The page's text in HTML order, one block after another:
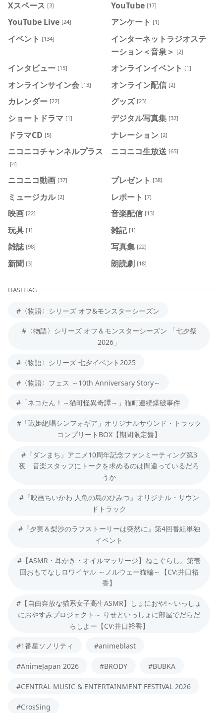
Xスペース [3] YouTube [17]
YouTube Live [24] アンケート [1]
イベント [134]
インターネットラジオステ
ーション＜音泉＞ [2]
インタビュー [15] オンラインイベント [1]
オンラインサイン会 [13] オンライン配信 [2]
カレンダー [22] グッズ [23]
ショートドラマ [1] デジタル写真集 [32]
ドラマCD [5] ナレーション [2]
ニコニコチャンネルプラス
[4]
ニコニコ生放送 [65]
ニコニコ動画 [37] プレゼント [38]
ミュージカル [2] レポート [7]
映画 [22] 音楽配信 [13]
玩具 [1] 雑記 [1]
雑誌 [98] 写真集 [22]
新聞 [3] 朗読劇 [18]
HASHTAG
#〈物語〉シリーズ オフ&モンスターシーズン
#〈物語〉シリーズ オフ＆モンスターシーズン 「七夕祭
2026」
#〈物語〉シリーズ 七夕イベント2025
#〈物語〉フェス ～10th Anniversary Story～
#「ネコたん！～猫町怪異奇譚～」猫町連続爆破事件
#「戦姫絶唱シンフォギア」オリジナルサウンド・トラック
コンプリートBOX【期間限定盤】
#『ダンまち』アニメ10周年記念ファンミーティング第3
夜 音楽スタッフにトークを求めるのは間違っているだろ
うか
#『映画ちいかわ 人魚の島のひみつ』オリジナル・サウン
ドトラック
#『夕実＆梨沙のラフストーリーは突然に』第4回番組単独
イベント
#【ASMR・耳かき・オイルマッサージ】ねこぐらし。第壱
回おもてなしロワイヤル ～ノルウェー猫編～【CV:井口裕
香】
#【自由奔放な猫系女子高生ASMR】しょにおや!～いっしょ
におやすみプロジェクト～ りせといっしょに部屋でだらだ
らしよー【CV:井口裕香】
#1番星ソノリティ #animeblast
#AnimeJapan 2026 #BRODY #BUBKA
#CENTRAL MUSIC & ENTERTAINMENT FESTIVAL 2026
#CrosSing